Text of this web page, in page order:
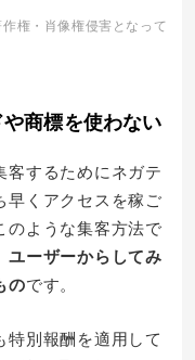
権・肖像権侵害となって
商標を使わない
客するためにネガテ
早くアクセスを稼ご
のような集客方法で
ユーザーからしてみ
のです。
別報酬を適用して